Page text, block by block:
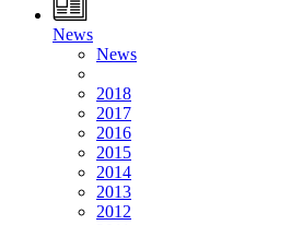
News
News
2018
2017
2016
2015
2014
2013
2012